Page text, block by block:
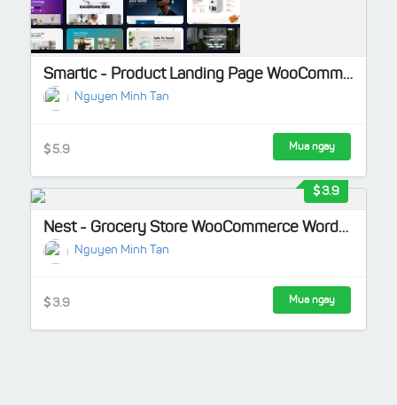
Smartic - Product Landing Page WooCommerce Theme
Nguyen Minh Tan
5.9 Mua ngay
Nest - Grocery Store WooCommerce WordPress Theme
Nguyen Minh Tan
3.9 Mua ngay
3.9